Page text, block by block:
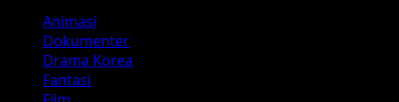
Animasi
Dokumenter
Drama Korea
Fantasi